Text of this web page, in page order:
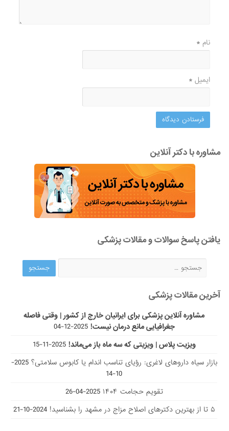
نام*
ایمیل*
مشاوره با دکتر آنلاین
یافتن پاسخ سوالات و مقالات پزشکی
آخرین مقالات پزشکی
مشاوره آنلاین پزشکی برای ایرانیان خارج از کشور | وقتی فاصله
جغرافیایی مانع درمان نیست! 2025-12-04
ویزیت پلاس | ویزیتی که سه ماه باز می‌ماند! 2025-11-15
بازار سیاه داروهای لاغری: رؤیای تناسب اندام یا کابوس سلامتی؟
2025-
10-14
تقویم حجامت ۱۴۰۴
2025-04-26
۵ تا از بهترین دکتر‌های اصلاح مزاج در مشهد را بشناسید!
2024-10-21